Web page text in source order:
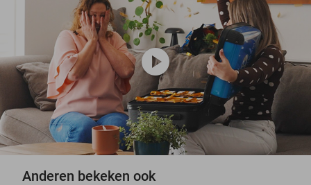
play_circle
Anderen bekeken ook